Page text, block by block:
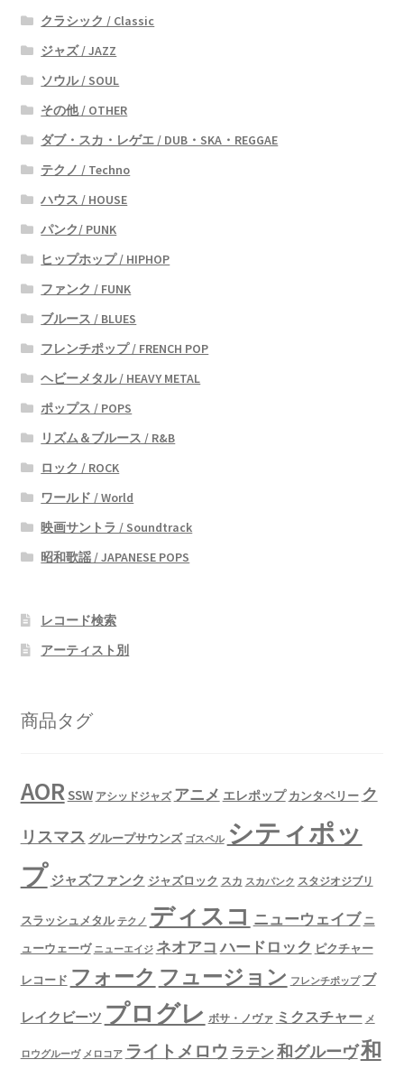
クラシック / Classic
ジャズ / JAZZ
ソウル / SOUL
その他 / OTHER
ダブ・スカ・レゲエ / DUB・SKA・REGGAE
テクノ / Techno
ハウス / HOUSE
パンク/ PUNK
ヒップホップ / HIPHOP
ファンク / FUNK
ブルース / BLUES
フレンチポップ / FRENCH POP
ヘビーメタル / HEAVY METAL
ポップス / POPS
リズム＆ブルース / R&B
ロック / ROCK
ワールド / World
映画サントラ / Soundtrack
昭和歌謡 / JAPANESE POPS
レコード検索
アーティスト別
商品タグ
AORSSW アシッドジャズ アニメ エレポップ カンタベリー ク
リスマス グループサウンズ ゴスペル シティポッ
プ ジャズファンク ジャズロック スカ スカパンク スタジオジブリ
スラッシュメタル テクノ ディスコ ニューウェイブ ニ
ューウェーヴ ニューエイジ ネオアコ ハードロック ピクチャー
レコード フォーク フュージョン フレンチポップ ブ
レイクビーツ プログレ ボサ・ノヴァ ミクスチャー メ
ロウグルーヴ メロコア ライトメロウ ラテン 和グルーヴ和